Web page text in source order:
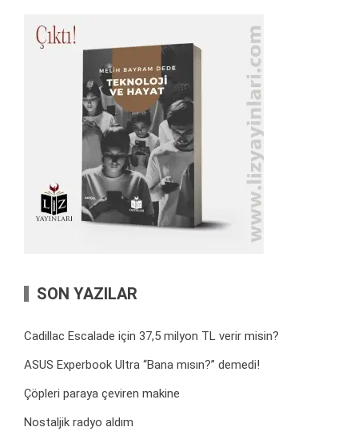
SON YAZILAR
Cadillac Escalade için 37,5 milyon TL verir misin?
ASUS Experbook Ultra “Bana mısın?” demedi!
Çöpleri paraya çeviren makine
Nostaljik radyo aldım